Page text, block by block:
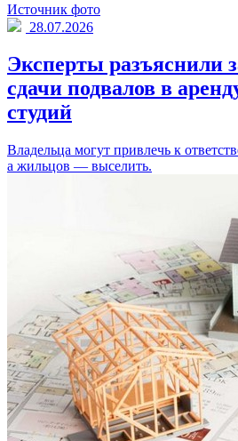
Источник фото
28.07.2026
Эксперты разъяснили
сдачи подвалов в
студий
Владельца могут привлечь к
а жильцов — выселить.